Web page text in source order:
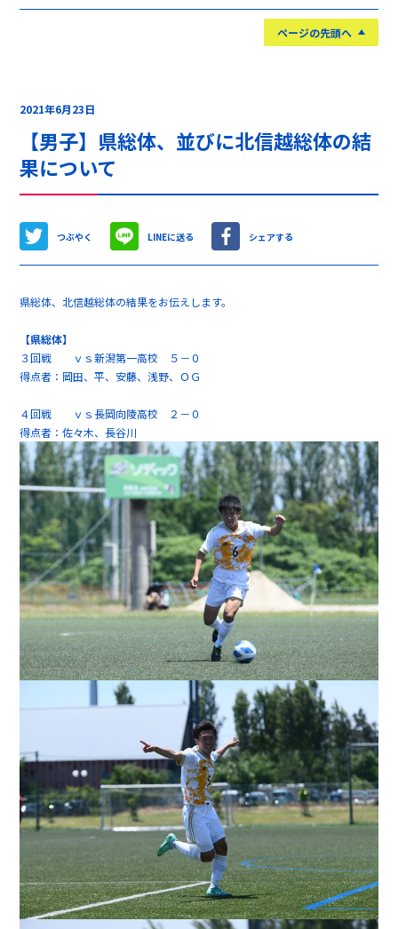
ページの先頭へ
2021年6月23日
【男子】県総体、並びに北信越総体の結
果について
つぶやく LINEに送る シェアする
県総体、北信越総体の結果をお伝えします。
【県総体】
３回戦 ｖｓ新潟第一高校 ５－０
得点者：岡田、平、安藤、浅野、ＯＧ
４回戦 ｖｓ長岡向陵高校 ２－０
得点者：佐々木、長谷川